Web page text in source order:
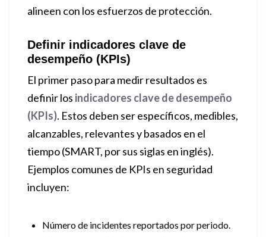
alineen con los esfuerzos de protección.
Definir indicadores clave de
desempeño (KPIs)
El primer paso para medir resultados es
definir los indicadores clave de desempeño
(KPIs). Estos deben ser específicos, medibles,
alcanzables, relevantes y basados en el
tiempo (SMART, por sus siglas en inglés).
Ejemplos comunes de KPIs en seguridad
incluyen:
Número de incidentes reportados por periodo.